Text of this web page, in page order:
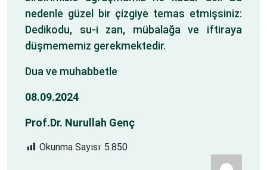
nedenle güzel bir çizgiye temas etmişsiniz:
Dedikodu, su-i zan, mübalağa ve iftiraya
düşmememiz gerekmektedir.
Dua ve muhabbetle
08.09.2024
Prof.Dr. Nurullah Genç
Okunma Sayısı: 5.850